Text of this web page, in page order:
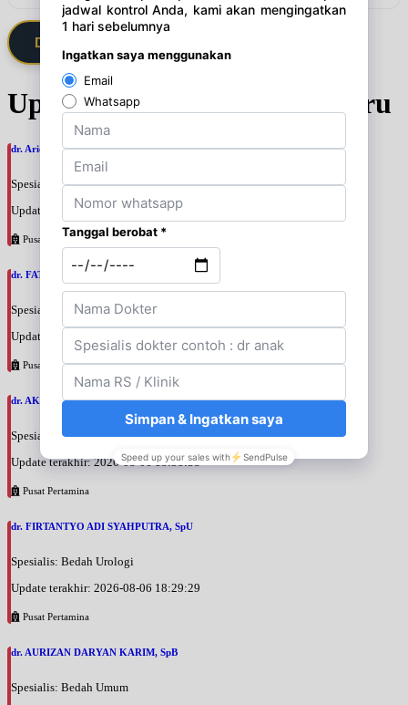
Daftarkan Saya via Member VIP
Update Jadwal Dokter terbaru
dr. Ario Baskoro, SpU
Spesialis: Bedah Urologi
Update terakhir: 2026-08-06 18:46:06
Pusat Pertamina
dr. FATAN ABSHARI, SpU
Spesialis: Bedah Urologi
Update terakhir: 2026-08-06 18:42:13
Pusat Pertamina
dr. AKBARI WAHYUDI KUSUMAH, SpU
Spesialis: Bedah Urologi
Update terakhir: 2026-08-06 18:38:38
Pusat Pertamina
dr. FIRTANTYO ADI SYAHPUTRA, SpU
Spesialis: Bedah Urologi
Update terakhir: 2026-08-06 18:29:29
Pusat Pertamina
dr. AURIZAN DARYAN KARIM, SpB
Spesialis: Bedah Umum